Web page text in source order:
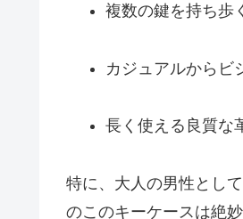
複数の鍵を持ち歩
カジュアルからビ
長く使える良質な
特に、大人の男性とし
のこのキーケースは絶